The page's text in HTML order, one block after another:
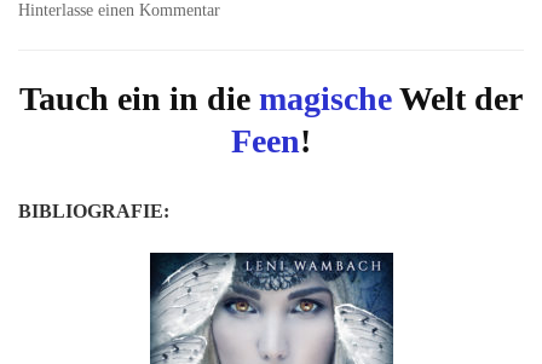
Hinterlasse einen Kommentarzu
aus
Feuer
und
von
Leni
Wambach
Tauch ein in die magischeWelt der
Feen!
BIBLIOGRAFIE: